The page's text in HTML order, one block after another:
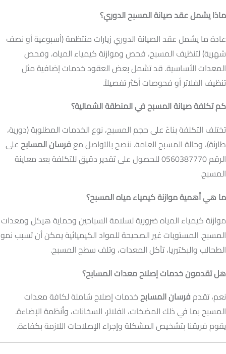
ماذا يشمل عقد صيانة المسبح الدوري؟
عادة ما يشمل عقد الصيانة الدوري زيارات منتظمة (أسبوعية أو نصف
شهرية) لتنظيف المسبح، فحص وموازنة كيمياء المياه، وفحص
المعدات الأساسية. قد تشمل بعض العقود خدمات إضافية مثل
تنظيف الفلاتر أو فحوصات أكثر تفصيلاً.
كم تكلفة صيانة المسبح في المنطقة الشمالية؟
تختلف التكلفة بناءً على حجم المسبح، نوع الخدمات المطلوبة (دورية،
طارئة)، وحالة المسبح العامة. ننصح بالتواصل معفرسان المسابحعلى
الرقم 0560387770 للحصول على تقدير دقيق للتكلفة بعد معاينة
المسبح.
ما هي أهمية موازنة كيمياء مياه المسبح؟
موازنة كيمياء المياه ضرورية لسلامة السباحين وحماية هيكل ومعدات
المسبح. المستويات غير الصحيحة للمواد الكيميائية يمكن أن تسبب نمو
الطحالب والبكتيريا، تآكل المعدات، وتلف سطح المسبح.
هل تقدمون خدمات إصلاح معدات المسابح؟
نعم، تقدمفرسان المسابحخدمات إصلاح شاملة لكافة معدات
المسبح بما في ذلك المضخات، الفلاتر، السخانات، وأنظمة الإضاءة.
يقوم فريقنا بتشخيص المشكلة وإجراء الإصلاحات اللازمة بكفاءة.